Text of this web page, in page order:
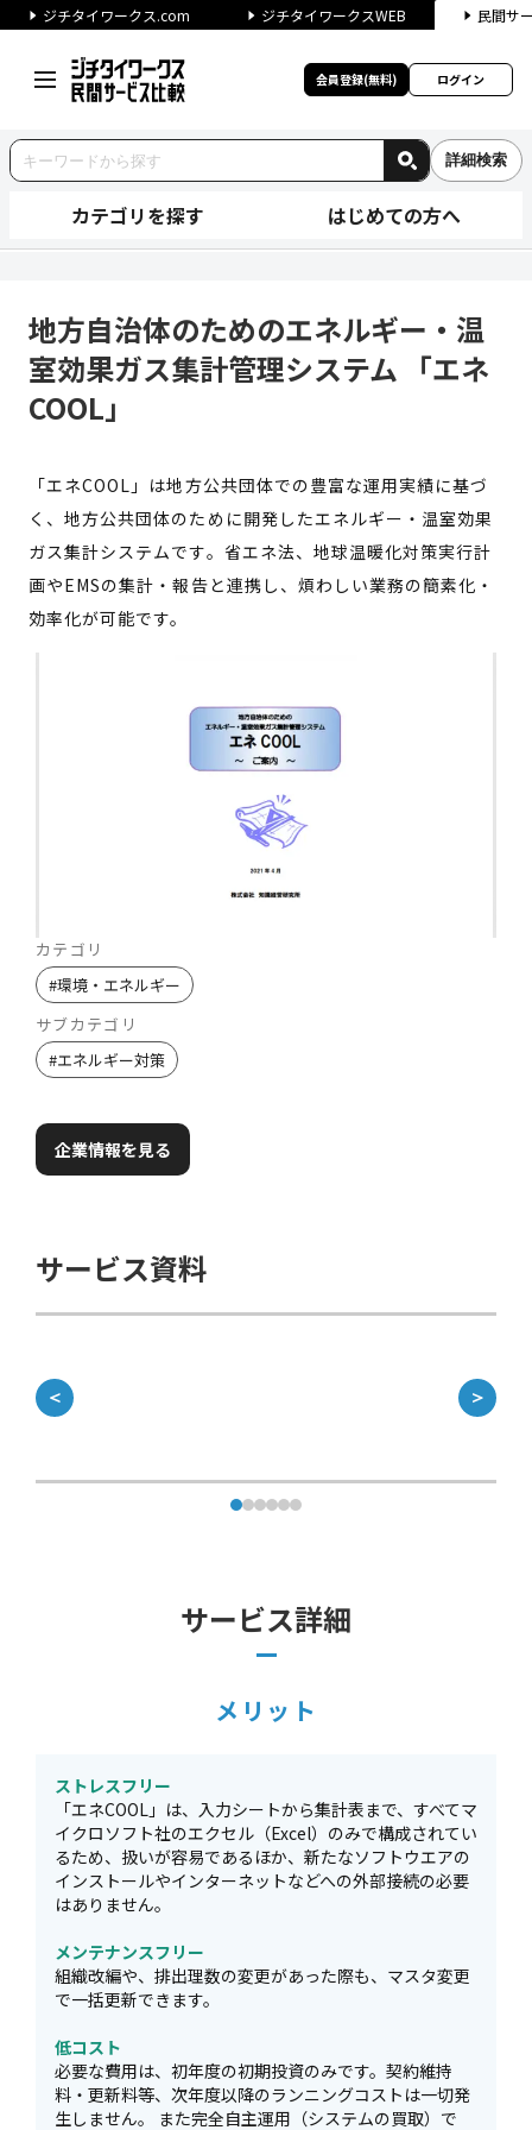
ジチタイワークス.com ジチタイワークスWEB 民間サ
会員登録(無料) ログイン
詳細検索
カテゴリを探す はじめての方へ
地方自治体のためのエネルギー・温
室効果ガス集計管理システム 「エネ
COOL」
「エネCOOL」は地方公共団体での豊富な運用実績に基づ
く、地方公共団体のために開発したエネルギー・温室効果
ガス集計システムです。省エネ法、地球温暖化対策実行計
画やEMSの集計・報告と連携し、煩わしい業務の簡素化・
効率化が可能です。
カテゴリ
#環境・エネルギー
サブカテゴリ
#エネルギー対策
企業情報を見る
サービス資料
＜ ＞
サービス詳細
メリット
ストレスフリー
「エネCOOL」は、入力シートから集計表まで、すべてマ
イクロソフト社のエクセル（Excel）のみで構成されてい
るため、扱いが容易であるほか、新たなソフトウエアの
インストールやインターネットなどへの外部接続の必要
はありません。
メンテナンスフリー
組織改編や、排出理数の変更があった際も、マスタ変更
で一括更新できます。
低コスト
必要な費用は、初年度の初期投資のみです。契約維持
料・更新料等、次年度以降のランニングコストは一切発
生しません。 また完全自主運用（システムの買取）で